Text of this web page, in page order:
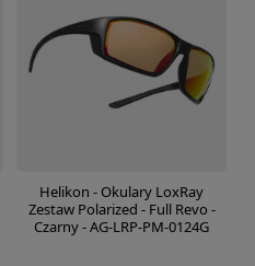
Helikon - Okulary LoxRay
Zestaw Polarized - Full Revo -
Czarny - AG-LRP-PM-0124G